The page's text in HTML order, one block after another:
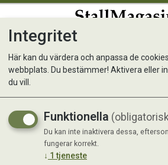
Saltsten med
Delizia
Integritet
Här kan du värdera och anpassa de
webbplats. Du bestämmer! Aktivera eller
du vill.
Funktionella
Du kan inte inaktivera dessa,
fungerar korrekt.
↓ 1 tjeneste